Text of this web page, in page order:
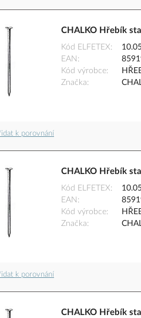
CHALKO Hřebík
Kód ELFETEX
EAN
Kód výrobce
Značka
k porovnání
CHALKO Hřebík
Kód ELFETEX
EAN
Kód výrobce
Značka
k porovnání
CHALKO Hřebík